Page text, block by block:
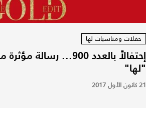
حفلات ومناسبات لها
إحتفالاً بالعدد 900...
"لها"
21 كانون الأول 2017